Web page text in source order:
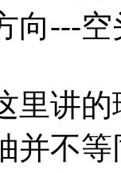
向---
讲的
并不